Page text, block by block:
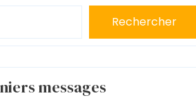
Rechercher
messages